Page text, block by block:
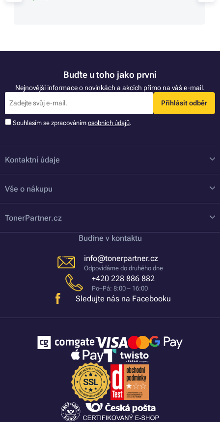
Buďte u toho jako první
Nejnovější informace o novinkách a akcích přímo na váš e-mail.
Přihlásit odběr
Souhlasím se zpracováním osobních údajů.
Kontaktní údaje
Vše o nákupu
TonerPartner.cz
Buďme v kontaktu
info@tonerpartner.cz
Odpovídáme do druhého dne
+420 228 886 882
Po–Pá: 8:00 – 16:00
Sledujte nás na Facebooku